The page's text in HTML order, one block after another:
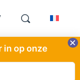
in op onze